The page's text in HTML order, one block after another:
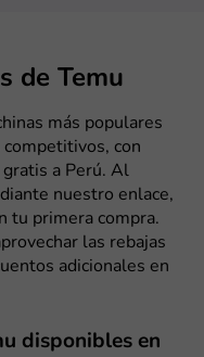
de Temu
más populares
competitivos, con
a Perú. Al
nuestro enlace,
tu primera compra.
las rebajas
adicionales en
disponibles en